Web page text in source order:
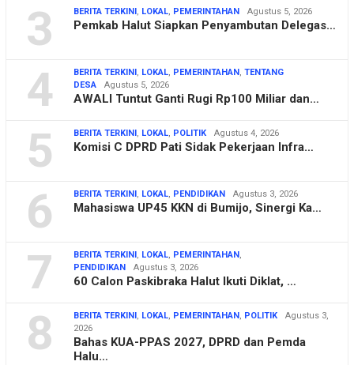
3 BERITA TERKINI, LOKAL, PEMERINTAHAN Agustus 5, 2026
Pemkab Halut Siapkan Penyambutan Delegas…
4 BERITA TERKINI, LOKAL, PEMERINTAHAN, TENTANG
DESA
Agustus 5, 2026
AWALI Tuntut Ganti Rugi Rp100 Miliar dan…
5 BERITA TERKINI, LOKAL, POLITIK Agustus 4, 2026
Komisi C DPRD Pati Sidak Pekerjaan Infra…
6 BERITA TERKINI, LOKAL, PENDIDIKAN Agustus 3, 2026
Mahasiswa UP45 KKN di Bumijo, Sinergi Ka…
7 BERITA TERKINI, LOKAL, PEMERINTAHAN,
PENDIDIKAN
Agustus 3, 2026
60 Calon Paskibraka Halut Ikuti Diklat, …
8 BERITA TERKINI, LOKAL, PEMERINTAHAN, POLITIK
Agustus 3,
2026
Bahas KUA-PPAS 2027, DPRD dan Pemda
Halu…